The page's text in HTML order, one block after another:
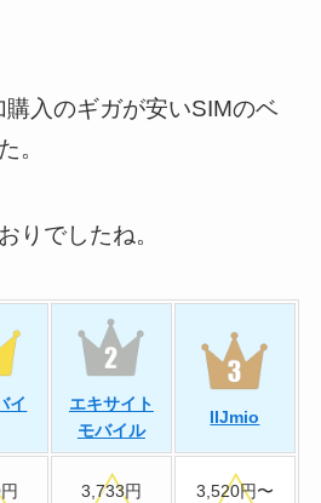
入のギガが安いSIMのベ
。
りでしたね。
イ
エキサイト
モバイル
IIJmio
3,733円 3,520円〜